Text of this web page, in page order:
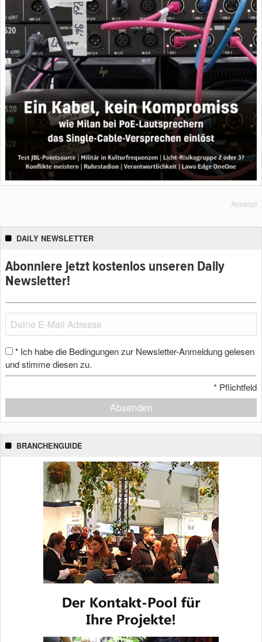
Anzeige
DAILY NEWSLETTER
Abonniere jetzt kostenlos unseren Daily
Newsletter!
* Ich habe die Bedingungen zur Newsletter-Anmeldung gelesen
und stimme diesen zu.
* Pflichtfeld
Absenden
BRANCHENGUIDE